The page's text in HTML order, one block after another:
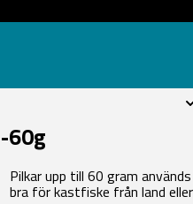
-60g
Pilkar upp till 60 gram
bra för kastfiske från land